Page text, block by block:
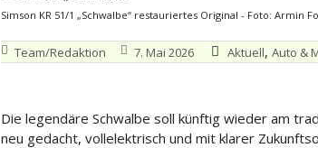
Simson KR 51/1 „Schwalbe“ restauriertes Original - Foto: Armin
Team/Redaktion 7. Mai 2026 Aktuell, Auto &
Die legendäre Schwalbe soll künftig wieder am
neu gedacht, vollelektrisch und mit klarer